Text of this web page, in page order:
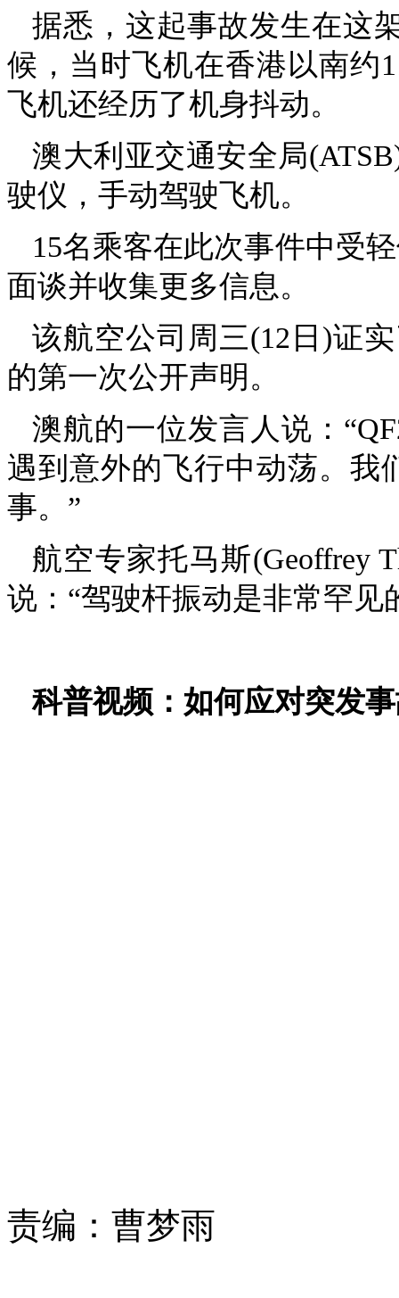
据悉，这起事故发生在这
候，当时飞机在香港以南约
飞机还经历了机身抖动。
澳大利亚交通安全局
驶仪，手动驾驶飞机。
15名乘客在此次事件中受
面谈并收集更多信息。
该航空公司周三(12日)证
的第一次公开声明。
澳航的一位发言人说：
遇到意外的飞行中动荡。我
事。”
航空专家托马斯(Geoffrey
说：“驾驶杆振动是非常罕见
科普视频：如何应对突发
责编： 曹梦雨